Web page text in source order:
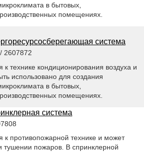
в бытовых,
помещениях.
система
2607872
к технике кондиционирования воздуха и
использовано для создания
в бытовых,
помещениях.
система
к противопожарной технике и может
тушении пожаров. В спринклерной